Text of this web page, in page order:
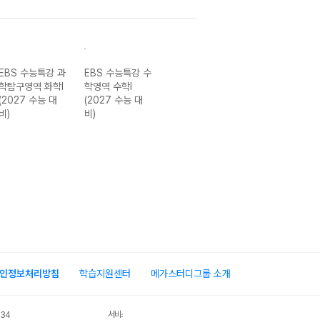
EBS 수능특강 과
탐구영역 화학I
(2027 수능 대
비)
EBS 수능특강 수
학영역 수학I
(2027 수능 대
비)
정보처리방침 학습지원센터 메가스터디그룹 소개
서비스 가입사실 확인